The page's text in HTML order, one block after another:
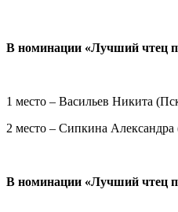
В номинации «Лучший чтец
1 место – Васильев Никита
2 место – Сипкина Александра
В номинации «Лучший чтец